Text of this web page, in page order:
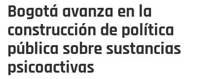
Bogotá avanza en la
construcción de política
pública sobre sustancias
psicoactivas